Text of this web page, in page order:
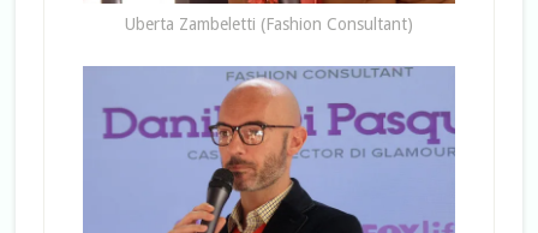
Uberta Zambeletti (Fashion Consultant)